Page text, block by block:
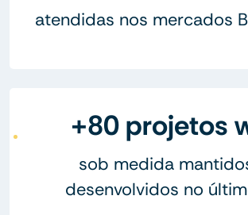
atendidas nos mercados
+80 projetos
sob medida
desenvolvidos no